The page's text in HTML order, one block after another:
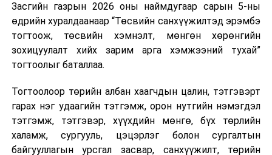
Шинэ хууль Францын зах зээлд үйлчилдэг гадаадын
дуудлагын төвүүдэд нөлөөлөхөөр байна. Тухайлбал,
Мароккогийн дуудлагын төвүүдийн орлогын 80 гаруй
хувь Францын зах зээлээс бүрддэг бөгөөд тус улсын
40–50 мянган ажлын байр эрсдэлд орж болзошгүйг
Засгийн газрын 2026 оны наймдугаар сарын 5-ны
өдрийн хуралдаанаар “Төсвийн санхүүжилтэд эрэмбэ
тогтоож, төсвийн хэмнэлт, мөнгөн хөрөнгийн
зохицуулалт хийх зарим арга хэмжээний тухай”
тогтоолыг баталлаа.
Тогтоолоор төрийн албан хаагчдын цалин, тэтгэвэрт
гарах нэг удаагийн тэтгэмж, орон нутгийн нэмэгдэл
тэтгэмж, тэтгэвэр, хүүхдийн мөнгө, бүх төрлийн
халамж, сургууль, цэцэрлэг болон сургалтын
байгууллагын урсгал засвар, санхүүжилт, төрийн